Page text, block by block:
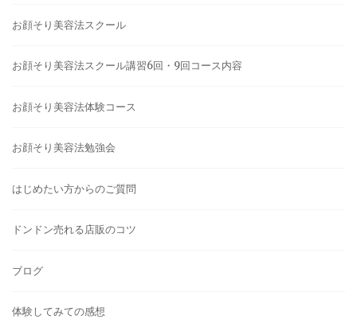
お顔そり美容法スクール
お顔そり美容法スクール講習6回・9回コース内容
お顔そり美容法体験コース
お顔そり美容法勉強会
はじめたい方からのご質問
ドンドン売れる店販のコツ
ブログ
体験してみての感想